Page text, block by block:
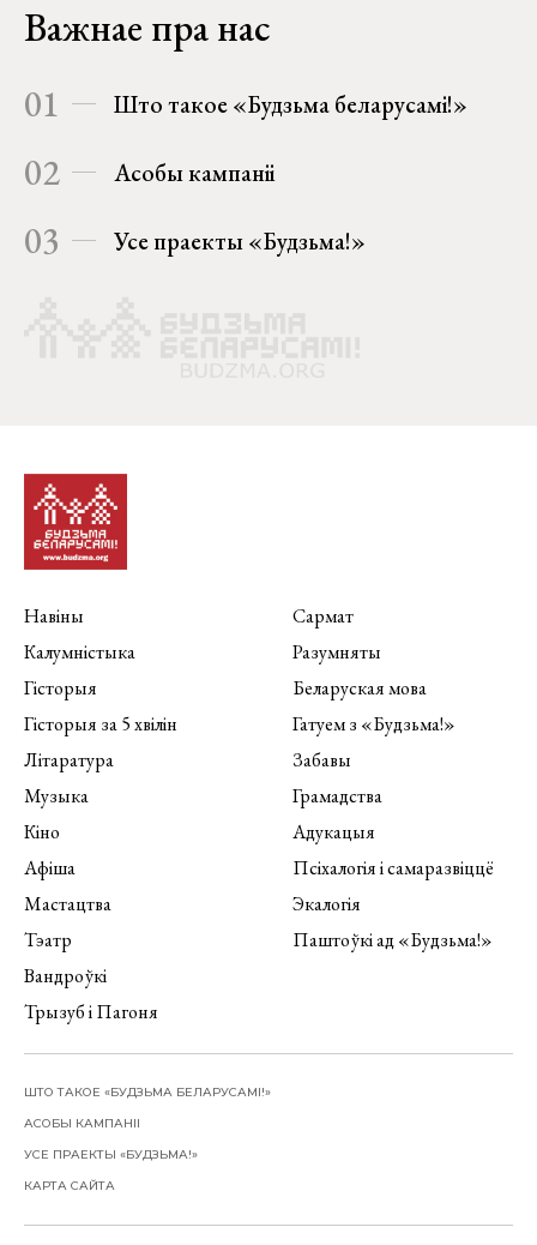
Важнае пра нас
01 Што такое «Будзьма беларусамі!»
02 Асобы кампаніі
03 Усе праекты «Будзьма!»
Навіны
Калумністыка
Гісторыя
Гісторыя за 5 хвілін
Літаратура
Музыка
Кіно
Афіша
Мастацтва
Тэатр
Вандроўкі
Трызуб і Пагоня
Сармат
Разумняты
Беларуская мова
Гатуем з «Будзьма!»
Забавы
Грамадства
Адукацыя
Псіхалогія і самаразвіццё
Экалогія
Паштоўкі ад «Будзьма!»
ШТО ТАКОЕ «БУДЗЬМА БЕЛАРУСАМІ!»
АСОБЫ КАМПАНІІ
УСЕ ПРАЕКТЫ «БУДЗЬМА!»
КАРТА САЙТА